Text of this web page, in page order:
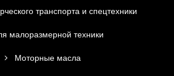
транспорта и спецтехники
малоразмерной техники
Моторные масла